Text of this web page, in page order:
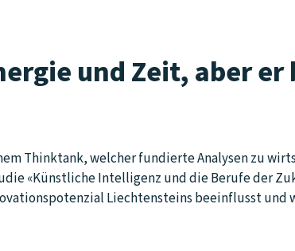
und Zeit, aber
Thinktank, welcher fundierte Analysen zu
«Künstliche Intelligenz und die Berufe der
Liechtensteins beeinflusst und